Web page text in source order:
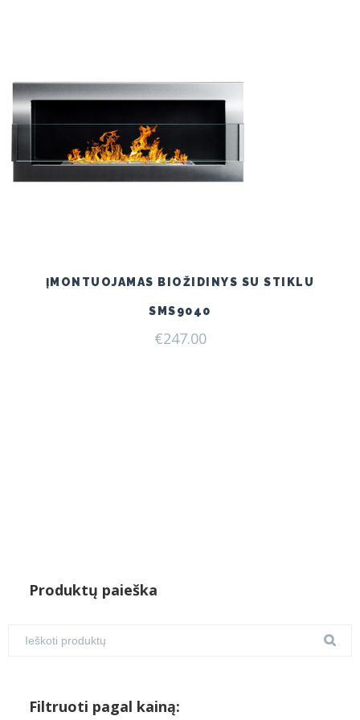
ĮMONTUOJAMAS BIOŽIDINYS SU STIKLU
SMS9040
€247.00
Produktų paieška
Filtruoti pagal kainą: